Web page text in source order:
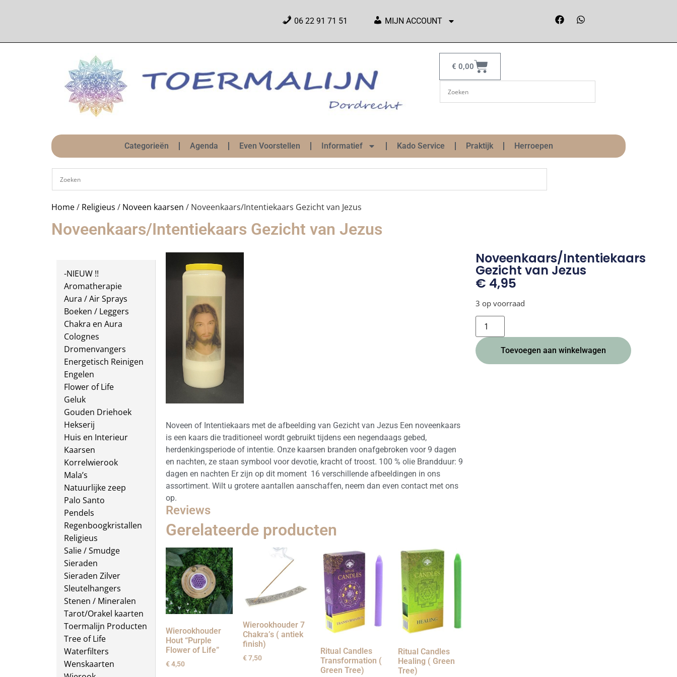
06 22 91 71 51 MIJN ACCOUNT
€ 0,00
Categorieën Agenda Even Voorstellen Informatief Kado Service Praktijk Herroepen
Home/ Religieus / Noveen kaarsen / Noveenkaars/Intentiekaars Gezicht van Jezus
Noveenkaars/Intentiekaars Gezicht van Jezus
-NIEUW !!
Aromatherapie
Aura / Air Sprays
Boeken / Leggers
Chakra en Aura
Colognes
Dromenvangers
Energetisch Reinigen
Engelen
Flower of Life
Geluk
Gouden Driehoek
Hekserij
Huis en Interieur
Kaarsen
Korrelwierook
Mala’s
Natuurlijke zeep
Palo Santo
Pendels
Regenboogkristallen
Religieus
Salie / Smudge
Sieraden
Sieraden Zilver
Sleutelhangers
Stenen / Mineralen
Tarot/Orakel kaarten
Toermalijn Producten
Tree of Life
Waterfilters
Wenskaarten
Noveen of Intentiekaars met de afbeelding van Gezicht van Jezus Een noveenkaars
is een kaars die traditioneel wordt gebruikt tijdens een negendaags gebed,
herdenkingsperiode of intentie. Onze kaarsen branden onafgebroken voor 9 dagen
en nachten, ze staan symbool voor devotie, kracht of troost. 100 % olie Brandduur: 9
dagen en nachten Er zijn op dit moment 16 verschillende afbeeldingen in ons
assortiment. Wilt u grotere aantallen aanschaffen, neem dan even contact met ons
op.
Reviews
Gerelateerde producten
Wierookhouder
Hout “Purple
Flower of Life”
€4,50
Wierookhouder 7
Chakra’s ( antiek
finish)
€7,50
Ritual Candles
Transformation (
Green Tree)
Ritual Candles
Healing ( Green
Tree)
Noveenkaars/Intentiekaars
Gezicht van Jezus
€ 4,95
3 op voorraad
Toevoegen aan winkelwagen